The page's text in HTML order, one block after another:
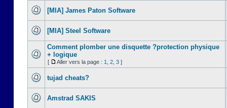
[MIA] James Paton Software
[MIA] Steel Software
Comment plomber une disquette ?protection physique
+ logique
[ Aller vers la page : 1 2 3 ]
tujad cheats?
Amstrad SAKIS